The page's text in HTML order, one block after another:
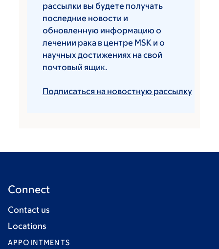
рассылки вы будете получать
последние новости и
обновленную информацию о
лечении рака в центре MSK и о
научных достижениях на свой
почтовый ящик.
Подписаться на новостную рассылку
Connect
Contact us
Locations
APPOINTMENTS